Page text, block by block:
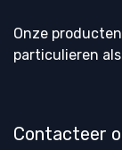
Onze
particulieren
Contacteer